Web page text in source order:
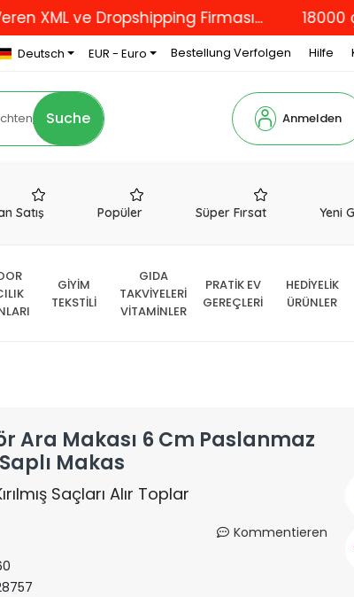
ve Dropshipping Firması... 18000 çeşit
Deutsch EUR - Euro Bestellung Verfolgen Hilfe
Suche Anmelden
Satış Popüler Süper Fırsat Yeni
GİYİM
TEKSTİLİ
GIDA
TAKVİYELERİ
VİTAMİNLER
PRATİK EV
GEREÇLERİ
HEDİYELİK
ÜRÜNLER
Ara Makası 6 Cm Paslanmaz
Makas
Saçları Alır Toplar
Kommentieren